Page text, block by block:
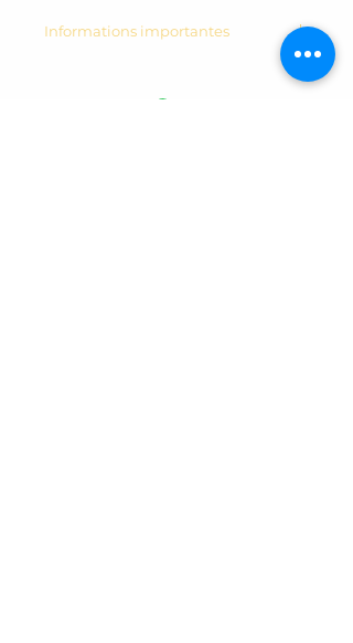
Informations importantes
montre Poiray ou OJ Perrin